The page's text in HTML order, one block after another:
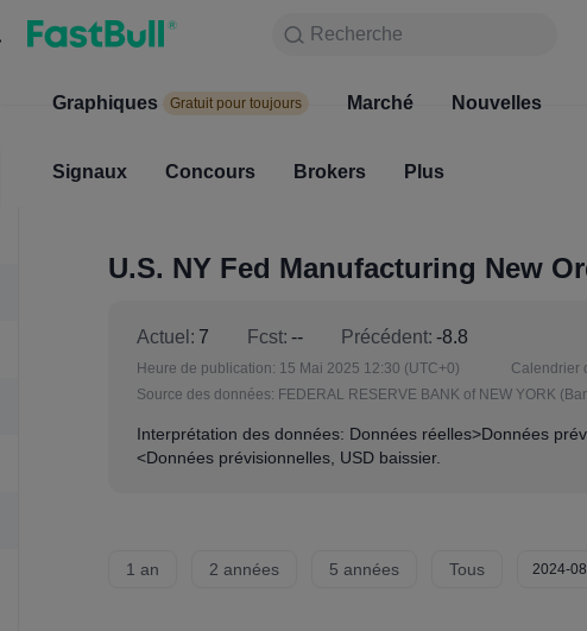
Recherche
Graphiques Gratuit pour toujours
Signaux Concours
Recherche
Produits
Graphiques Gratuit pour toujours Marché Nouvelles
Signaux Concours Brokers Plus
U.S. NY Fed Manufacturing New
Actuel: 7 Fcst: -- Précédent: -8.8
Heure de publication: 15 Mai 2025 12:30 (UTC+0) Calendrier
Source des données: FEDERAL RESERVE BANK of NEW YORK
Interprétation des données: Données réelles>Données
<Données prévisionnelles, USD baissier.
1 an 2 années 5 années Tous